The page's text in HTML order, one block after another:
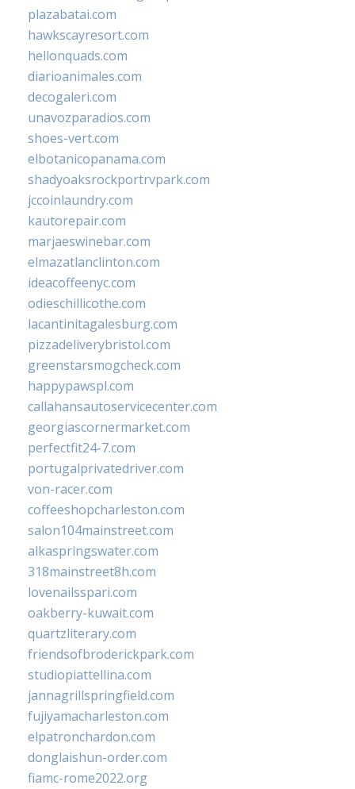
plazabatai.com
hawkscayresort.com
hellonquads.com
diarioanimales.com
decogaleri.com
unavozparadios.com
shoes-vert.com
elbotanicopanama.com
shadyoaksrockportrvpark.com
jccoinlaundry.com
kautorepair.com
marjaeswinebar.com
elmazatlanclinton.com
ideacoffeenyc.com
odieschillicothe.com
lacantinitagalesburg.com
pizzadeliverybristol.com
greenstarsmogcheck.com
happypawspl.com
callahansautoservicecenter.com
georgiascornermarket.com
perfectfit24-7.com
portugalprivatedriver.com
von-racer.com
coffeeshopcharleston.com
salon104mainstreet.com
alkaspringswater.com
318mainstreet8h.com
lovenailsspari.com
oakberry-kuwait.com
quartzliterary.com
friendsofbroderickpark.com
studiopiattellina.com
jannagrillspringfield.com
fujiyamacharleston.com
elpatronchardon.com
donglaishun-order.com
fiamc-rome2022.org